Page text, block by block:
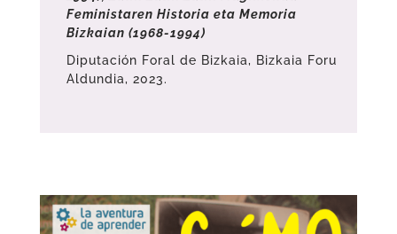
Feministaren Historia eta Memoria
Bizkaian (1968-1994)
Diputación Foral de Bizkaia, Bizkaia Foru
Aldundia, 2023.